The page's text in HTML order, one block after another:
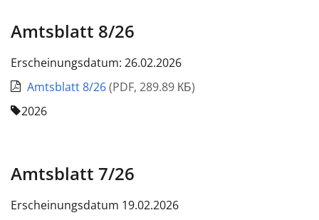
Amtsblatt 8/26
Erscheinungsdatum: 26.02.2026
Amtsblatt 8/26(PDF, 289.89 КБ)
2026
Amtsblatt 7/26
Erscheinungsdatum 19.02.2026